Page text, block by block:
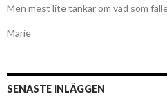
Men mest lite tankar om vad som
Marie
SENASTE INLÄGGEN